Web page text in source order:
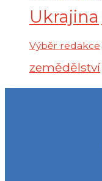
Ukrajina
Výběr redakce
zemědělství